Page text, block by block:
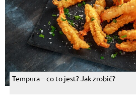
Tempura – co to jest? Jak zrobić?